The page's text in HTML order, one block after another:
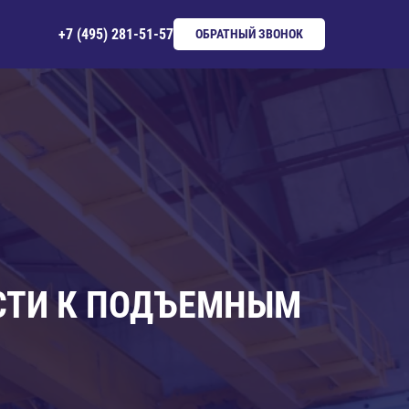
+7 (495) 281-51-57 ОБРАТНЫЙ ЗВОНОК
К ПОДЪЕМНЫМ